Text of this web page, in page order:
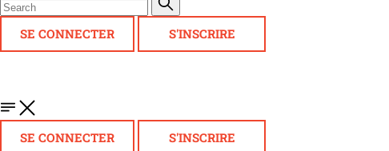
SE CONNECTER S'INSCRIRE
SE CONNECTER S'INSCRIRE